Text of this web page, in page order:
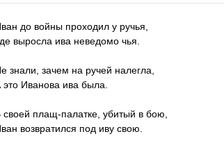
до войны проходил у ручья,
выросла ива неведомо чья.
знали, зачем на ручей налегла,
это Иванова ива была.
своей плащ-палатке, убитый в бою,
возвратился под иву свою.